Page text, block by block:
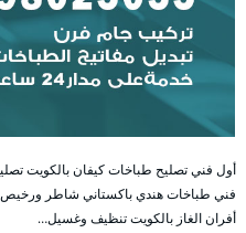
أول فني تصليح طباخات كيفان بالكويت
فني طباخات هندي باكستاني شاطر
أفران الغاز بالكويت تنظيف وغسيل…